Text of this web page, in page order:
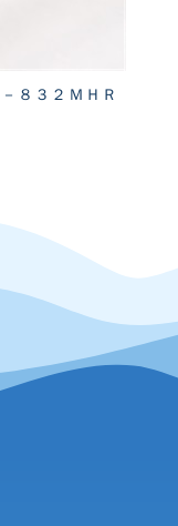
８３２ＭＨＲ